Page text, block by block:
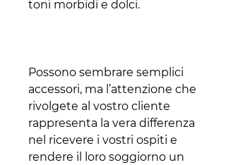
toni morbidi e dolci.
Possono sembrare semplici
accessori, ma l’attenzione che
rivolgete al vostro cliente
rappresenta la vera differenza
nel ricevere i vostri ospiti e
rendere il loro soggiorno un